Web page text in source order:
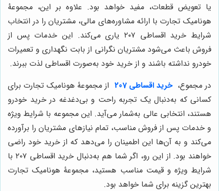
یا تعویض قطعات، مفید خواهد بود. علاوه بر این، مجموعۀ
هونامیک تجارت با ارائه مشاوره‌های مالی، مشتریان را در انتخاب
شرایط خرید اقساطی ۲۰۷ یاری می‌کند. این خدمات پس از
فروش باعث می‌شود مشتریان نگرانی از بابت نگهداری و تعمیرات
خودرو نداشته باشند و از خرید خود به‌صورت اقساطی لذت ببرند.
در مجموع، خرید اقساطی 207
از مجموعۀ هونامیک تجارت برای
کسانی که به‌دنبال یک تجربه راحت و بی‌دغدغه در خرید خودرو
هستند، انتخابی عالی به‌شمار می‌آید. این مجموعه با شرایط ویژه
و خدمات پس از فروش مناسب، تمام نیازهای مشتریان را برآورده
می‌کند و به آن‌ها این اطمینان را می‌دهد که از خرید خود راضی
خواهند بود. از این رو، اگر شما هم به‌دنبال خرید اقساطی ۲۰۷ با
شرایط ویژه و قیمت مناسب هستید، مجموعۀ هونامیک تجارت
بهترین گزینه برای شما خواهد بود.